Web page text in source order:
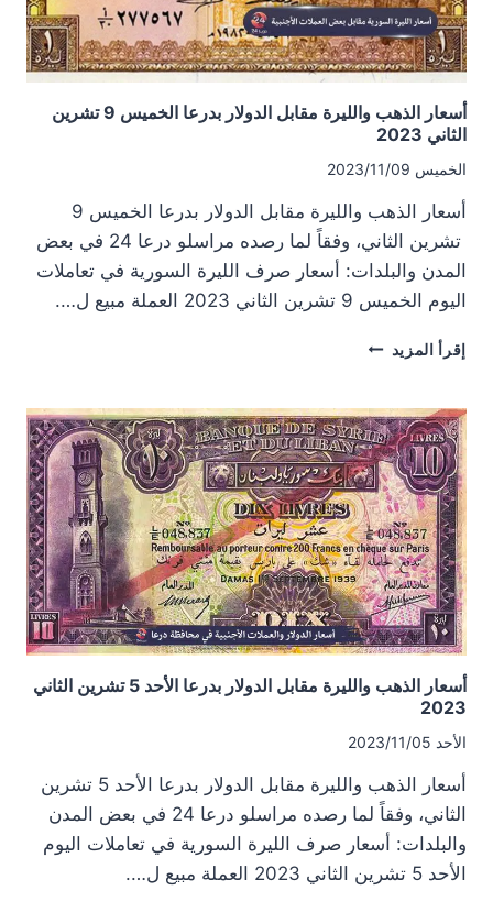
أسعار الذهب والليرة مقابل الدولار بدرعا الخميس 9 تشرين
الثاني 2023
الخميس 2023/11/09
أسعار الذهب والليرة مقابل الدولار بدرعا الخميس 9
تشرين الثاني، وفقاً لما رصده مراسلو درعا 24 في بعض
المدن والبلدات: أسعار صرف الليرة السورية في تعاملات
اليوم الخميس 9 تشرين الثاني 2023 العملة مبيع ل….
إقرأ المزيد أسعار
مقابل
الدولار
بدرعا
الخميس
9
تشرين
الثاني
2023
أسعار الذهب والليرة مقابل الدولار بدرعا الأحد 5 تشرين الثاني
2023
الأحد 2023/11/05
أسعار الذهب والليرة مقابل الدولار بدرعا الأحد 5 تشرين
الثاني، وفقاً لما رصده مراسلو درعا 24 في بعض المدن
والبلدات: أسعار صرف الليرة السورية في تعاملات اليوم
الأحد 5 تشرين الثاني 2023 العملة مبيع ل….